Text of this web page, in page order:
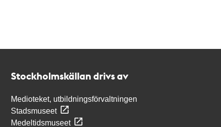
Stockholmskällan drivs av
Medioteket, utbildningsförvaltningen
Stadsmuseet
Medeltidsmuseet